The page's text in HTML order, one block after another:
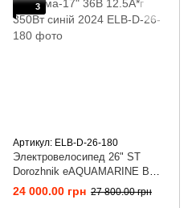
3
Артикул: ELB-D-26-180
Электровелосипед 26" ST
Dorozhnik eAQUAMARINE BH
рама-17" 36B 12.5А*г 350Вт
24 000.00 грн 27 800.00 грн